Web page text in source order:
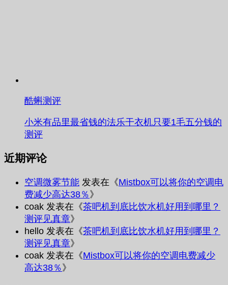
酷蝌测评
小米有品里最省钱的法乐干衣机只要1毛五分钱的
测评
近期评论
空调微雾节能 发表在《Mistbox可以将你的空调电
费减少高达38％ 》
coak 发表在《茶吧机到底比饮水机好用到哪里？
测评见真章》
hello 发表在《茶吧机到底比饮水机好用到哪里？
测评见真章》
coak 发表在《Mistbox可以将你的空调电费减少
高达38％ 》